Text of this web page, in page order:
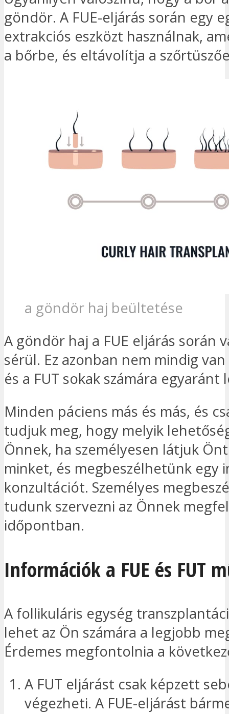
göndör. A FUE-eljárás során egy
extrakciós eszközt használnak,
a bőrbe, és eltávolítja a
a göndör haj beültetése
A göndör haj a FUE eljárás során
sérül. Ez azonban nem mindig van
és a FUT sokak számára egyaránt
Minden páciens más és más, és
tudjuk meg, hogy melyik
Önnek, ha személyesen látjuk
minket, és megbeszélhetünk egy
konzultációt. Személyes
tudunk szervezni az Önnek
időpontban.
Információk a FUE és FUT
A follikuláris egység
lehet az Ön számára a legjobb
Érdemes megfontolnia a
A FUT eljárást csak képzett
végezheti. A FUE-eljárást